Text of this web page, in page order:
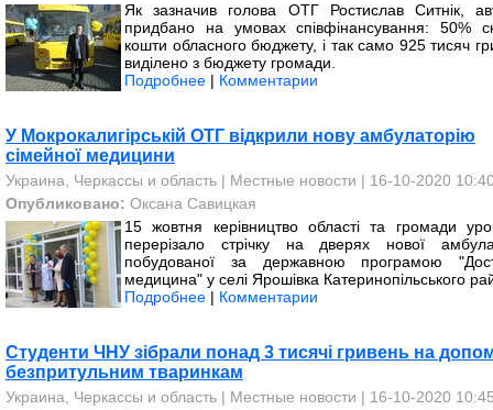
Як зазначив голова ОТГ Ростислав Ситнік,
придбано на умовах співфінансування: 50%
кошти обласного бюджету, і так само 925 тисяч
виділено з бюджету громади.
Подробнее | Комментарии
У Мокрокалигірській ОТГ відкрили нову амбулаторію
сімейної медицини
Украина, Черкассы и область | Местные новости | 16-10-2020
Опубликовано: Оксана Савицкая
15 жовтня керівництво області та громади
перерізало стрічку на дверях нової
побудованої за державною програмою
медицина" у селі Ярошівка Катеринопільського
Подробнее | Комментарии
Студенти ЧНУ зібрали понад 3 тисячі гривень на
безпритульним тваринкам
Украина, Черкассы и область | Местные новости | 16-10-2020